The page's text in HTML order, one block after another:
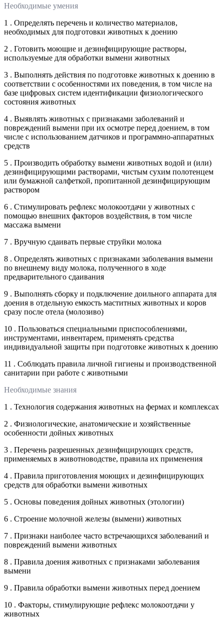
Необходимые умения
1 . Определять перечень и количество материалов,
необходимых для подготовки животных к доению
2 . Готовить моющие и дезинфицирующие растворы,
используемые для обработки вымени животных
3 . Выполнять действия по подготовке животных к доению в
соответствии с особенностями их поведения, в том числе на
базе цифровых систем идентификации физиологического
состояния животных
4 . Выявлять животных с признаками заболеваний и
повреждений вымени при их осмотре перед доением, в том
числе с использованием датчиков и программно-аппаратных
средств
5 . Производить обработку вымени животных водой и (или)
дезинфицирующими растворами, чистым сухим полотенцем
или бумажной салфеткой, пропитанной дезинфицирующим
раствором
6 . Стимулировать рефлекс молокоотдачи у животных с
помощью внешних факторов воздействия, в том числе
массажа вымени
7 . Вручную сдаивать первые струйки молока
8 . Определять животных с признаками заболевания вымени
по внешнему виду молока, полученного в ходе
предварительного сдаивания
9 . Выполнять сборку и подключение доильного аппарата для
доения в отдельную емкость маститных животных и коров
сразу после отела (молозиво)
10 . Пользоваться специальными приспособлениями,
инструментами, инвентарем, применять средства
индивидуальной защиты при подготовке животных к доению
11 . Соблюдать правила личной гигиены и производственной
санитарии при работе с животными
Необходимые знания
1 . Технология содержания животных на фермах и комплексах
2 . Физиологические, анатомические и хозяйственные
особенности дойных животных
3 . Перечень разрешенных дезинфицирующих средств,
применяемых в животноводстве, правила их применения
4 . Правила приготовления моющих и дезинфицирующих
средств для обработки вымени животных
5 . Основы поведения дойных животных (этологии)
6 . Строение молочной железы (вымени) животных
7 . Признаки наиболее часто встречающихся заболеваний и
повреждений вымени животных
8 . Правила доения животных с признаками заболевания
вымени
9 . Правила обработки вымени животных перед доением
10 . Факторы, стимулирующие рефлекс молокоотдачи у
животных